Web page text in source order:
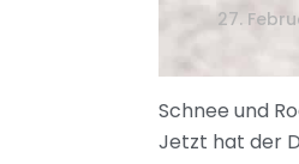
27.
Schnee und
Jetzt hat der